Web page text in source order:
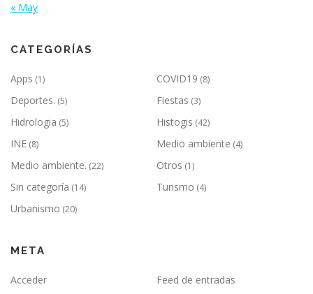
« May
CATEGORÍAS
Apps (1) COVID19 (8)
Deportes. (5) Fiestas (3)
Hidrologia (5) Histogis (42)
INE (8) Medio ambiente (4)
Medio ambiente. (22) Otros (1)
Sin categoría (14) Turismo (4)
Urbanismo (20)
META
Acceder
Feed de entradas